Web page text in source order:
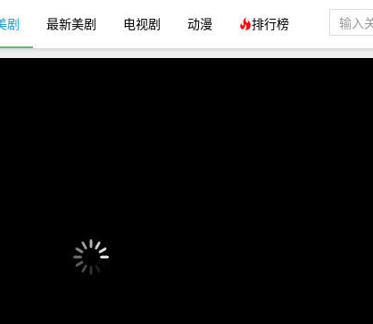
剧 最新美剧 电视剧 动漫 排行榜